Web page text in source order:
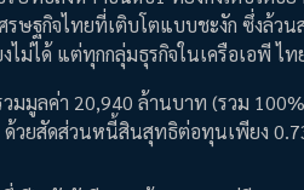
รษฐกิจไทยที่เติบโตแบบชะงัก ซึ่งล้
ไม่ได้ แต่ทุกกลุ่มธุรกิจในเครือเอพี
มูลค่า 20,940 ล้านบาท (รวม
ด้วยสัดส่วนหนี้สินสุทธิต่อทุนเพียง